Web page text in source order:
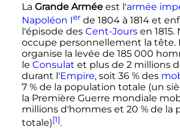
La Grande Arméeest l'armée
Napoléon Ierde 1804 à 1814 et
l'épisode des Cent-Joursen 1815.
occupe personnellement la tête.
organise la levée de 185 000
le Consulat et plus de 2 millions
durant l'Empire, soit 36 % des
7 % de la population totale (un
la Première Guerre mondiale
millions d'hommes et 20 % de la
totale)[1].